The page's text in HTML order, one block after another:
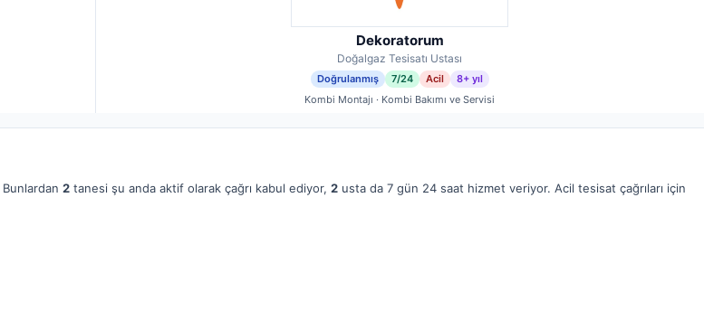
Dekoratorum
Doğalgaz Tesisatı Ustası
Doğrulanmış 7/24 Acil
8+ yıl
Kombi Montajı · Kombi Bakımı ve Servisi
Bunlardan 2 tanesi şu anda aktif olarak çağrı kabul ediyor, 2 usta da 7 gün 24 saat hizmet veriyor. Acil tesisat çağrıları için